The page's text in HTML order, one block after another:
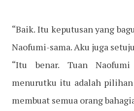
“Baik. Itu keputusan yang
Naofumi-sama. Aku juga
“Itu benar. Tuan
menurutku itu adalah
membuat semua orang